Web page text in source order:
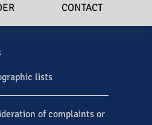
CONTACT
lists
of complaints or